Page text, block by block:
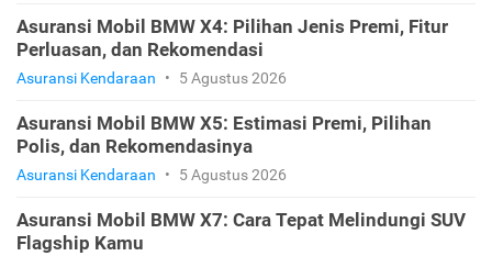
Asuransi Mobil BMW X4: Pilihan Jenis Premi, Fitur
Perluasan, dan Rekomendasi
Asuransi Kendaraan • 5 Agustus 2026
Asuransi Mobil BMW X5: Estimasi Premi, Pilihan
Polis, dan Rekomendasinya
Asuransi Kendaraan • 5 Agustus 2026
Asuransi Mobil BMW X7: Cara Tepat Melindungi SUV
Flagship Kamu